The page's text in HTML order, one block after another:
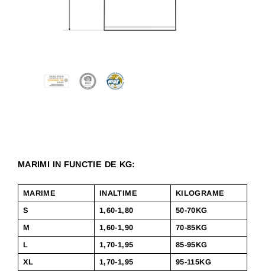
MARIMI IN FUNCTIE DE KG:
MARIME INALTIME
KILOGRAME
S
1,60-1,80
50-70KG
M
1,60-1,90
70-85KG
L
1,70-1,95
85-95KG
XL
1,70-1,95
95-115KG